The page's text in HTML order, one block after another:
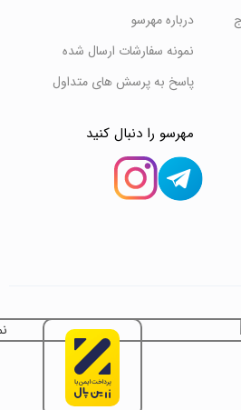
درباره مهرسو
نمونه سفارشات ارسال شده
پاسخ به پرسش های متداول
مهرسو را دنبال کنید